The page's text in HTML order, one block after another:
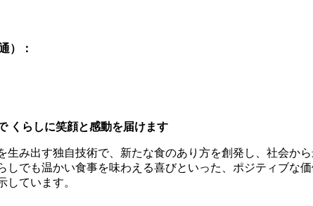
）：
くらしに笑顔と感動を届けます
み出す独自技術で、新たな食のあり方を創発し、社会か
でも温かい食事を味わえる喜びといった、ポジティブな
ています。